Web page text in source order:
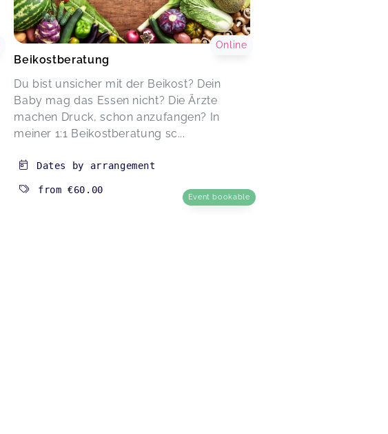
Beikostberatung
Du bist unsicher mit der Beikost? Dein
Baby mag das Essen nicht? Die Ärzte
machen Druck, schon anzufangen? In
meiner 1:1 Beikostberatung sc...
Online
Dates by arrangement
from€60.00
Event bookable